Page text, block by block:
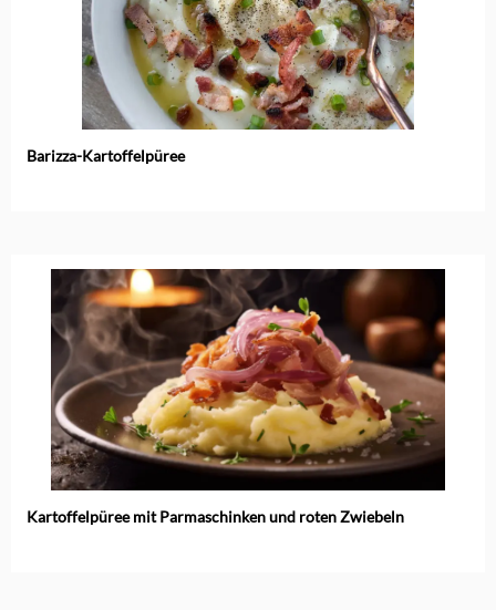
Barizza-Kartoffelpüree
Kartoffelpüree mit Parmaschinken und roten Zwiebeln